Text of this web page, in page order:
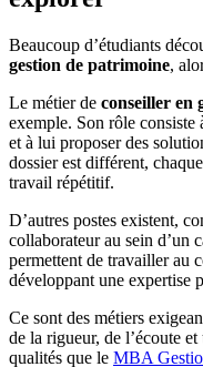
Beaucoup d’étudiants
gestion de patrimoine,
Le métier de conseiller en
exemple. Son rôle consiste
et à lui proposer des
dossier est différent,
travail répétitif.
D’autres postes existent,
collaborateur au sein d’un
permettent de travailler au
développant une expertise
Ce sont des métiers
de la rigueur, de l’écoute
qualités que le MBA